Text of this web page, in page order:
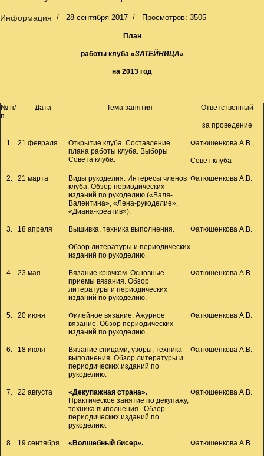
Информация 28 сентября 2017 Просмотров: 3505
План
работы клуба «ЗАТЕЙНИЦА»
на 2013 год
№ п/
п
Дата Тема занятия Ответственный
за проведение
1. 21 февраля
Открытие клуба. Составление
плана работы клуба. Выборы
Совета клуба.
Фатюшенкова А.В.,
Совет клуба
2. 21 марта
Виды рукоделия. Интересы членов
клуба. Обзор периодических
изданий по рукоделию («Валя-
Валентина», «Лена-рукоделие»,
«Диана-креатив»).
Фатюшенкова А.В.
3. 18 апреля Вышивка, техника выполнения.
Обзор литературы и периодических
изданий по рукоделию.
Фатюшенкова А.В.
4. 23 мая
Вязание крючком. Основные
приемы вязания. Обзор
литературы и периодических
изданий по рукоделию.
Фатюшенкова А.В.
5. 20 июня
Филейное вязание. Ажурное
вязание. Обзор периодических
изданий по рукоделию.
Фатюшенкова А.В.
6. 18 июля
Вязание спицами, узоры, техника
выполнения. Обзор литературы и
периодических изданий по
рукоделию.
Фатюшенкова А.В.
7. 22 августа
«Декупажная страна».
Практическое занятие по декупажу,
техника выполнения. Обзор
периодических изданий по
рукоделию.
Фатюшенкова А.В.
8. 19 сентября «Волшебный бисер». Фатюшенкова А.В.